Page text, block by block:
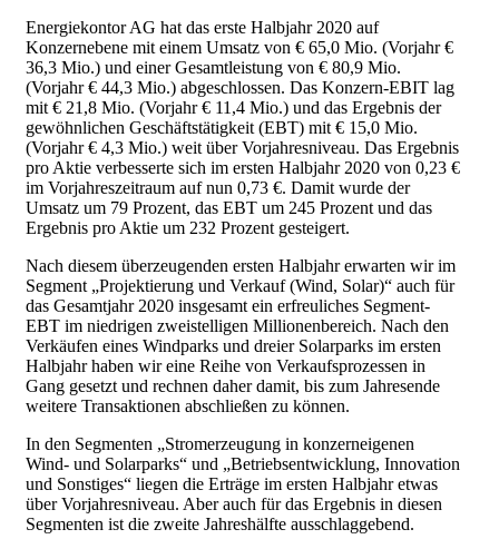
Energiekontor AG hat das erste Halbjahr 2020 auf
Konzernebene mit einem Umsatz von € 65,0 Mio. (Vorjahr €
36,3 Mio.) und einer Gesamtleistung von € 80,9 Mio.
(Vorjahr € 44,3 Mio.) abgeschlossen. Das Konzern-EBIT lag
mit € 21,8 Mio. (Vorjahr € 11,4 Mio.) und das Ergebnis der
gewöhnlichen Geschäftstätigkeit (EBT) mit € 15,0 Mio.
(Vorjahr € 4,3 Mio.) weit über Vorjahresniveau. Das Ergebnis
pro Aktie verbesserte sich im ersten Halbjahr 2020 von 0,23 €
im Vorjahreszeitraum auf nun 0,73 €. Damit wurde der
Umsatz um 79 Prozent, das EBT um 245 Prozent und das
Ergebnis pro Aktie um 232 Prozent gesteigert.
Nach diesem überzeugenden ersten Halbjahr erwarten wir im
Segment „Projektierung und Verkauf (Wind, Solar)“ auch für
das Gesamtjahr 2020 insgesamt ein erfreuliches Segment-
EBT im niedrigen zweistelligen Millionenbereich. Nach den
Verkäufen eines Windparks und dreier Solarparks im ersten
Halbjahr haben wir eine Reihe von Verkaufsprozessen in
Gang gesetzt und rechnen daher damit, bis zum Jahresende
weitere Transaktionen abschließen zu können.
In den Segmenten „Stromerzeugung in konzerneigenen
Wind- und Solarparks“ und „Betriebsentwicklung, Innovation
und Sonstiges“ liegen die Erträge im ersten Halbjahr etwas
über Vorjahresniveau. Aber auch für das Ergebnis in diesen
Segmenten ist die zweite Jahreshälfte ausschlaggebend.